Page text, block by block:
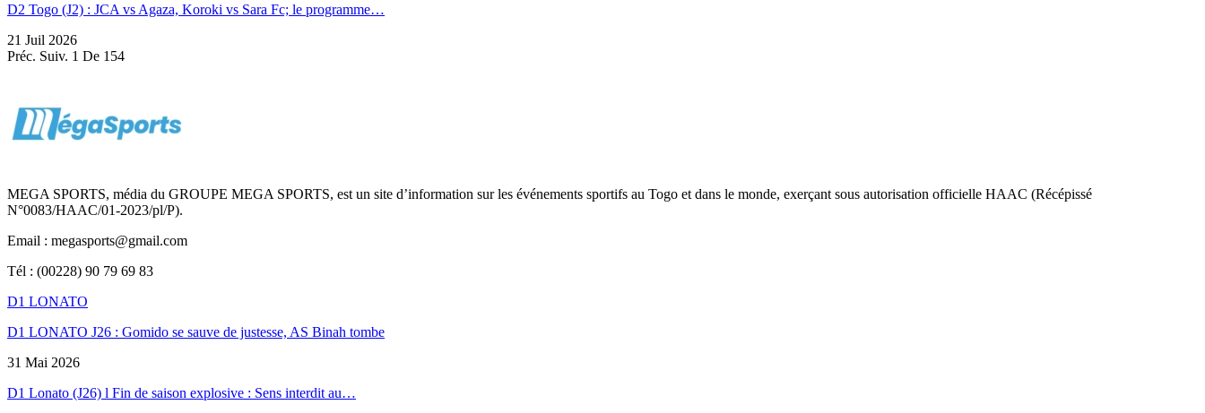
D2 Togo (J2) : JCA vs Agaza, Koroki vs Sara Fc; le programme…
21 Juil 2026
Préc. Suiv. 1 De 154
MEGA SPORTS, média du GROUPE MEGA SPORTS, est un site d’information sur les événements sportifs au Togo et dans le monde, exerçant sous autorisation officielle HAAC (Récépissé
N°0083/HAAC/01-2023/pl/P).
Email : megasports@gmail.com
Tél : (00228) 90 79 69 83
D1 LONATO
D1 LONATO J26 : Gomido se sauve de justesse, AS Binah tombe
31 Mai 2026
D1 Lonato (J26) l Fin de saison explosive : Sens interdit au…